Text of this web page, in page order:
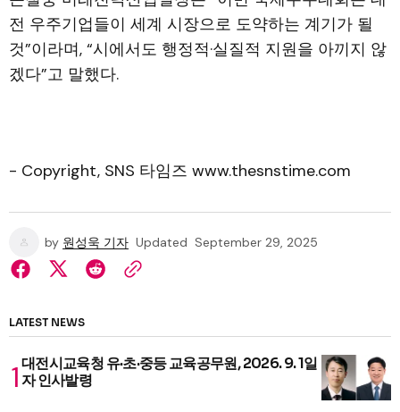
전 우주기업들이 세계 시장으로 도약하는 계기가 될
것”이라며, “시에서도 행정적·실질적 지원을 아끼지 않
겠다”고 말했다.
- Copyright, SNS 타임즈 www.thesnstime.com
by 원성욱 기자 Updated September 29, 2025
LATEST NEWS
대전시교육청 유·초·중등 교육공무원, 2026. 9. 1일
자 인사발령